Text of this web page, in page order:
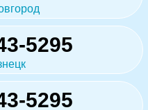
5295
5295